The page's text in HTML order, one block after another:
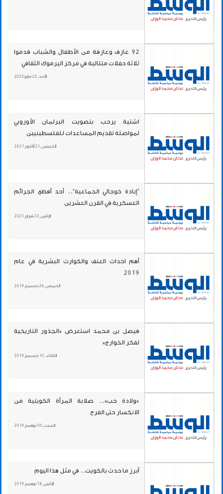
92 عازف وعازفة من الأطفال والشباب قدموا
ثلاثة حفلات متتالية في مركز اليرموك الثقافي
الأحد , 25 مايو 2025
اشتية يرحب بتصويت البرلمان الأوروبي
لمواصلة تقديم المساعدات للفلسطينيين
الخميس , 21 أكتوبر 2021
"إبادة خوجالي الجماعية".. أحد أفظع الجرائم
العسكرية في القرن العشرين
الإثنين , 22 فبراير 2021
أهم احداث العنف والكوارث البشرية في عام
2019
الخميس , 26 ديسمبر 2019
فيصل بن محمد استعرض «الجذور التاريخية
لفكر الخوارج»
الثلاثاء , 10 ديسمبر 2019
«ولادة حب».. صلابة المرأة الكويتية من
الانكسار حتى الفرح
السبت , 30 نوفمبر 2019
أبرز ما حدث بالكويت.. في مثل هذا اليوم
الإثنين , 18 نوفمبر 2019